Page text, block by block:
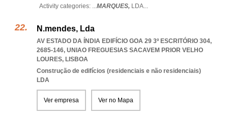
Activity categories: ...MARQUES, LDA...
N.mendes, Lda
AV ESTADO DA ÍNDIA EDIFÍCIO GOA 29 3º ESCRITÓRIO 304,
2685-146, UNIAO FREGUESIAS SACAVEM PRIOR VELHO
LOURES, LISBOA
Construção de edifícios (residenciais e não residenciais)
LDA
Ver empresa Ver no Mapa